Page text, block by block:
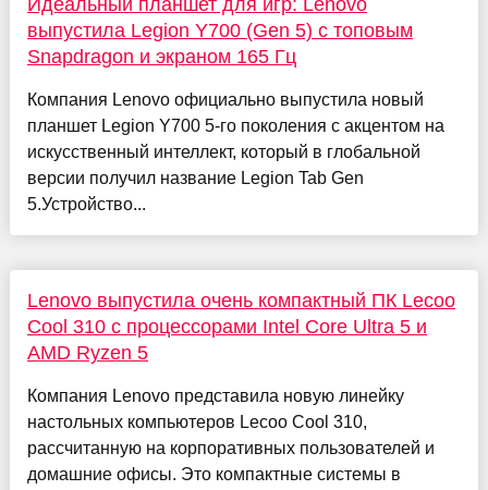
Идеальный планшет для игр: Lenovo
выпустила Legion Y700 (Gen 5) с топовым
Snapdragon и экраном 165 Гц
Компания Lenovo официально выпустила новый
планшет Legion Y700 5-го поколения с акцентом на
искусственный интеллект, который в глобальной
версии получил название Legion Tab Gen
5.Устройство...
Lenovo выпустила очень компактный ПК Lecoo
Cool 310 с процессорами Intel Core Ultra 5 и
AMD Ryzen 5
Компания Lenovo представила новую линейку
настольных компьютеров Lecoo Cool 310,
рассчитанную на корпоративных пользователей и
домашние офисы. Это компактные системы в